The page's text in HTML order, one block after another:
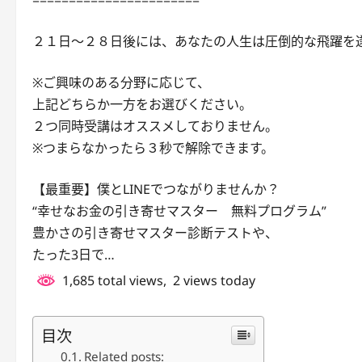
２１日～２８日後には、あなたの人生は圧倒的な飛躍を
※ご興味のある分野に応じて、
上記どちらか一方をお選びください。
２つ同時受講はオススメしておりません。
※つまらなかったら３秒で解除できます。
【最重要】僕とLINEでつながりませんか？
“幸せなお金の引き寄せマスター 無料プログラム”
豊かさの引き寄せマスター診断テストや、
たった3日で…
1,685 total views, 2 views today
目次
Related posts: